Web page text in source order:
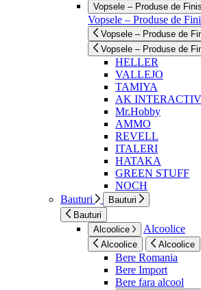
Vopsele – Produse de
Vopsele – Produse de
Vopsele – Produse de
Vopsele – Produse de
HELLER
VALLEJO
TAMIYA
AK
Mr.Hobby
AMMO
REVELL
ITALERI
HATAKA
GREEN STUFF
NOCH
Bauturi
Bauturi
Bauturi
Alcoolice
Alcoolice
Alcoolice Alcoolice
Bere Romania
Bere Import
Bere fara alcool